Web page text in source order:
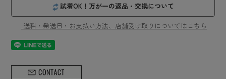
試着OK！万が一の返品・交換について
送料・発送日・お支払い方法、店舗受け取りについてはこちら